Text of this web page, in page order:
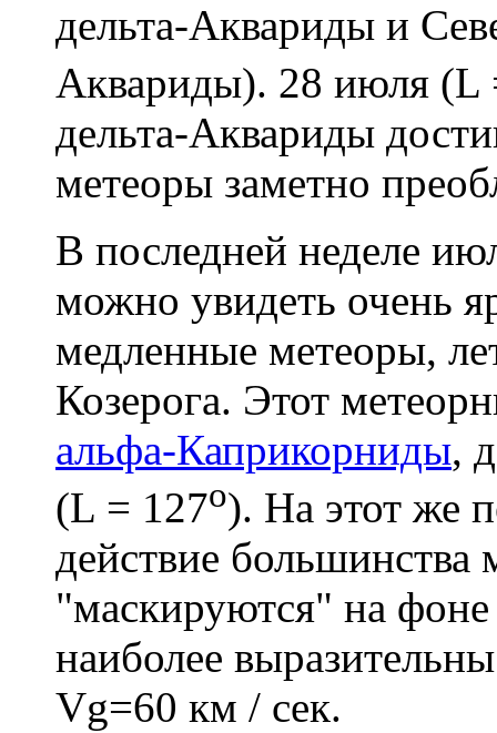
дельта-Аквариды и
Аквариды). 28 июля (L
дельта-Аквариды
метеоры заметно
В последней неделе
можно увидеть очень
медленные метеоры,
Козерога. Этот
альфа-Каприкорниды,
(L = 127o). На этот же
действие большинства
"маскируются" на
наиболее
Vg=60 км / сек.